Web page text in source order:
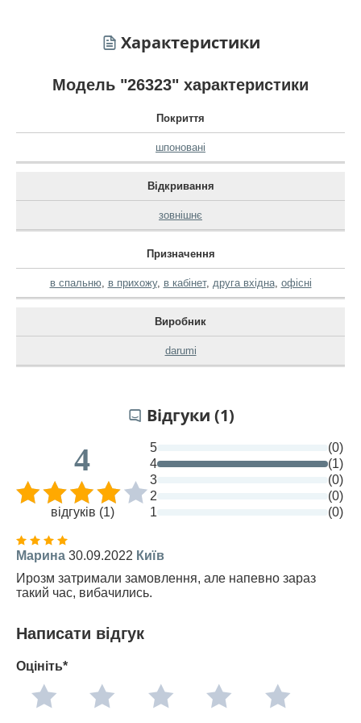
Характеристики
Модель "26323" характеристики
Покриття
шпоновані
Відкривання
зовнішнє
Призначення
в спальню, в прихожу, в кабінет, друга вхідна, офісні
Виробник
darumi
Відгуки (1)
4
відгуків (1)
5
(0)
4
(1)
3
(0)
2
(0)
1
(0)
Марина 30.09.2022 Київ
Ирозм затримали замовлення, але напевно зараз
такий час, вибачились.
Написати відгук
Оцініть*